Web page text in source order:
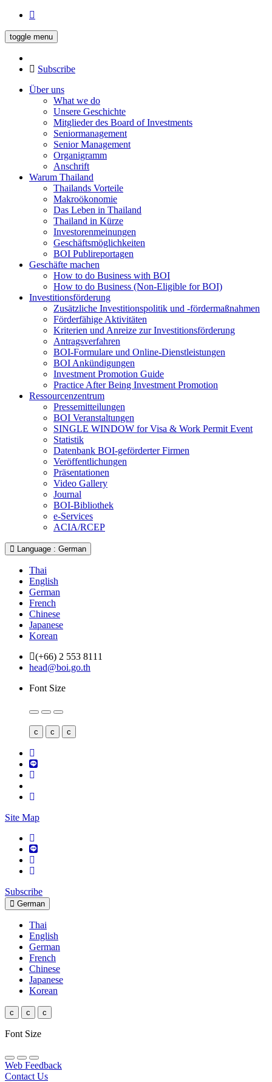
toggle menu
Subscribe
Über uns
What we do
Unsere Geschichte
Mitglieder des Board of Investments
Seniormanagement
Senior Management
Organigramm
Anschrift
Warum Thailand
Thailands Vorteile
Makroökonomie
Das Leben in Thailand
Thailand in Kürze
Investorenmeinungen
Geschäftsmöglichkeiten
BOI Publireportagen
Geschäfte machen
How to do Business with BOI
How to do Business (Non-Eligible for BOI)
Investitionsförderung
Zusätzliche Investitionspolitik und -fördermaßnahmen
Förderfähige Aktivitäten
Kriterien und Anreize zur Investitionsförderung
Antragsverfahren
BOI-Formulare und Online-Dienstleistungen
BOI Ankündigungen
Investment Promotion Guide
Practice After Being Investment Promotion
Ressourcenzentrum
Pressemitteilungen
BOI Veranstaltungen
SINGLE WINDOW for Visa & Work Permit Event
Statistik
Datenbank BOI-geförderter Firmen
Veröffentlichungen
Präsentationen
Video Gallery
Journal
BOI-Bibliothek
e-Services
ACIA/RCEP
Language : German
Thai
English
German
French
Chinese
Japanese
Korean
(+66) 2 553 8111
head@boi.go.th
Font Size
c c c
Site Map
Subscribe
German
Thai
English
German
French
Chinese
Japanese
Korean
c c c
Font Size
Web Feedback
Contact Us